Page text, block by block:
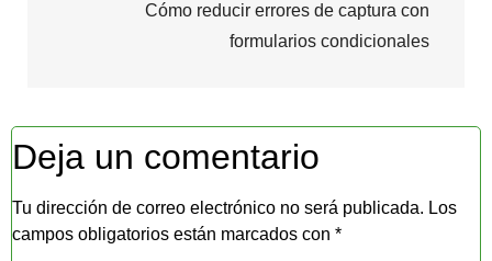
Cómo reducir errores de captura con
formularios condicionales
Deja un comentario
Tu dirección de correo electrónico no será publicada. Los
campos obligatorios están marcados con *